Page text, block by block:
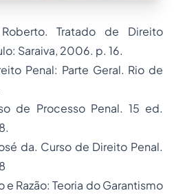
Roberto.Tratado de Direito
Saraiva, 2006. p. 16.
Penal: Parte Geral. Rio de
de ProcessoPenal. 15 ed.
da. Curso de Direito Penal.
e Razão: Teoria do Garantismo